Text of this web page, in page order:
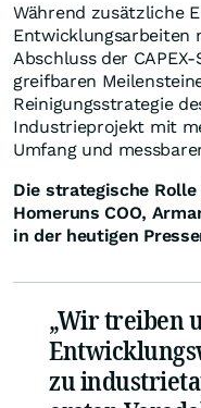
Während zusätzliche
Entwicklungsarbeiten
Abschluss der
greifbaren
Reinigungsstrategie
Industrieprojekt mit
Umfang und
Die strategische
Homeruns COO,
in der heutigen
„Wir treiben
zu